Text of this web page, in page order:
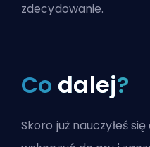
zdecydowanie.
Co dalej?
Skoro już nauczyłeś